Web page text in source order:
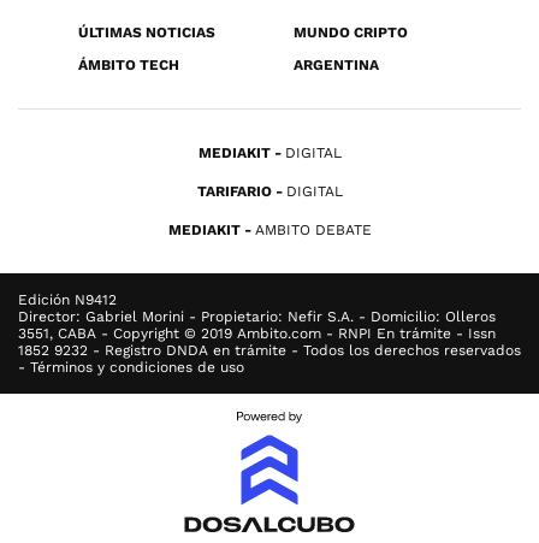
ÚLTIMAS NOTICIAS
MUNDO CRIPTO
ÁMBITO TECH
ARGENTINA
MEDIAKIT DIGITAL
TARIFARIO DIGITAL
MEDIAKIT AMBITO DEBATE
Edición N9412
Director: Gabriel Morini - Propietario: Nefir S.A. - Domicilio: Olleros
3551, CABA - Copyright © 2019 Ambito.com - RNPI En trámite - Issn
1852 9232 - Registro DNDA en trámite - Todos los derechos reservados
- Términos y condiciones de uso